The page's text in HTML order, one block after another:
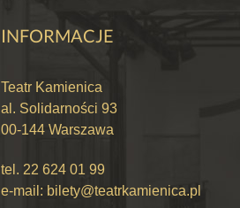
INFORMACJE
Teatr Kamienica
al. Solidarności 93
00-144 Warszawa
tel. 22 624 01 99
e-mail: bilety@teatrkamienica.pl